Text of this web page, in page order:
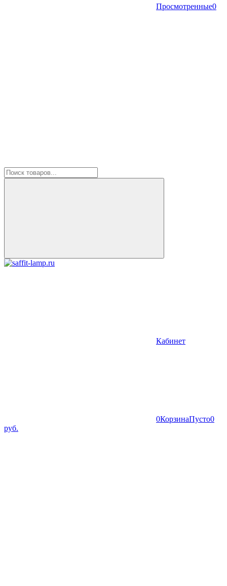
Просмотренные0
Кабинет
0КорзинаПусто0
руб.